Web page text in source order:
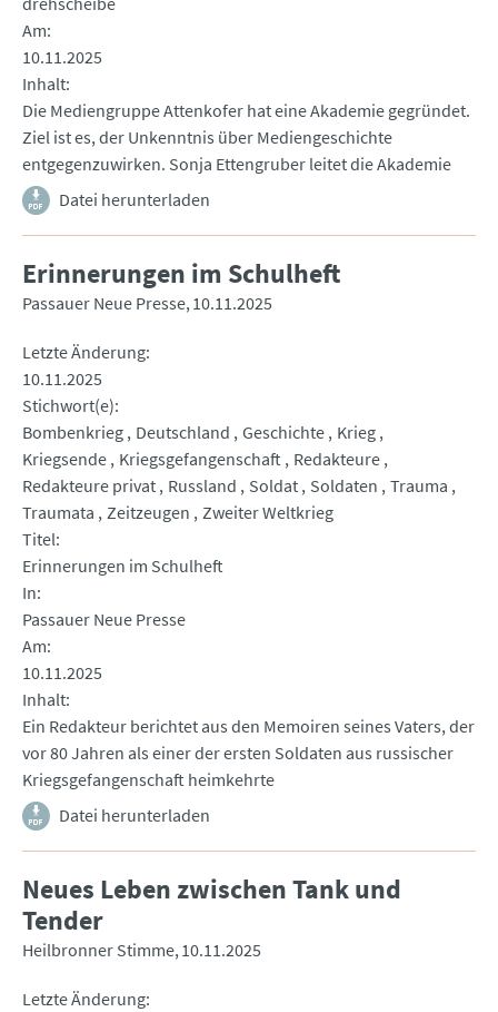
Am
10.11.2025
Inhalt
Die Mediengruppe Attenkofer hat eine Akademie gegründet.
Ziel ist es, der Unkenntnis über Mediengeschichte
entgegenzuwirken. Sonja Ettengruber leitet die Akademie
Datei herunterladen
Erinnerungen im Schulheft
Passauer Neue Presse 10.11.2025
Letzte Änderung
10.11.2025
Stichwort(e)
Bombenkrieg Deutschland Geschichte Krieg
Kriegsende Kriegsgefangenschaft Redakteure
Redakteure privat Russland Soldat Soldaten Trauma
Traumata Zeitzeugen Zweiter Weltkrieg
Titel
Erinnerungen im Schulheft
In
Passauer Neue Presse
Am
10.11.2025
Inhalt
Ein Redakteur berichtet aus den Memoiren seines Vaters, der
vor 80 Jahren als einer der ersten Soldaten aus russischer
Kriegsgefangenschaft heimkehrte
Datei herunterladen
Neues Leben zwischen Tank und
Tender
Heilbronner Stimme 10.11.2025
Letzte Änderung